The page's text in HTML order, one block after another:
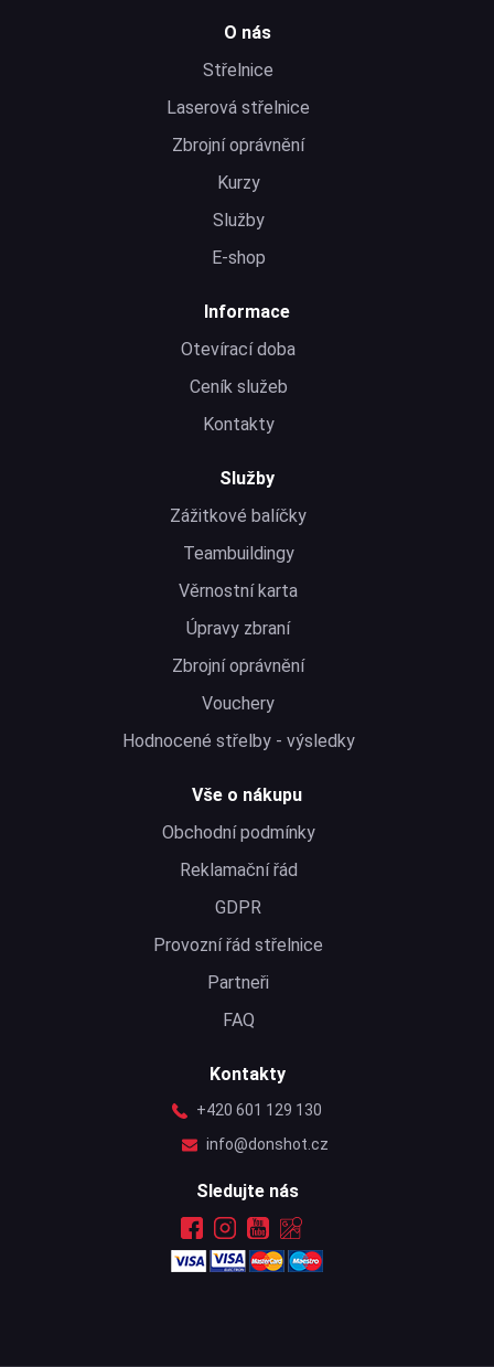
O nás
Střelnice
Laserová střelnice
Zbrojní oprávnění
Kurzy
Služby
E-shop
Informace
Otevírací doba
Ceník služeb
Kontakty
Služby
Zážitkové balíčky
Teambuildingy
Věrnostní karta
Úpravy zbraní
Zbrojní oprávnění
Vouchery
Hodnocené střelby - výsledky
Vše o nákupu
Obchodní podmínky
Reklamační řád
GDPR
Provozní řád střelnice
Partneři
FAQ
Kontakty
+420 601 129 130
info@donshot.cz
Sledujte nás